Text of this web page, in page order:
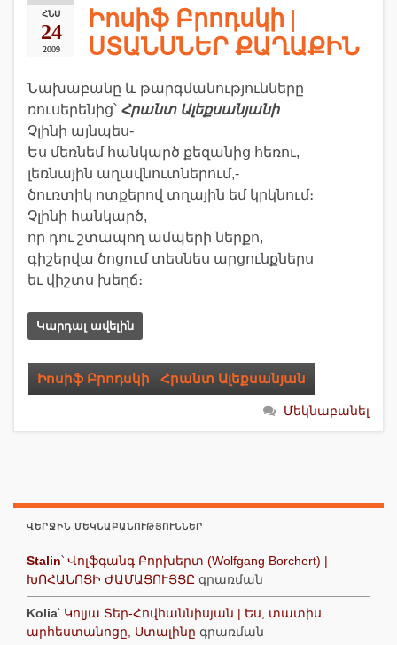
ՀՆՍ
24
2009
Իոսիֆ Բրոդսկի |
ՍՏԱՆՍՆԵՐ ՔԱՂԱՔԻՆ
Նախաբանը և թարգմանությունները
ռուսերենից՝ Հրանտ Ալեքսանյանի
Չլինի այնպես-
Ես մեռնեմ հանկարծ քեզանից հեռու,
լեռնային աղավնուտներում,-
ծուռտիկ ոտքերով տղային եմ կրկնում։
Չլինի հանկարծ,
որ դու շտապող ամպերի ներքո,
գիշերվա ծոցում տեսնես արցունքներս
եւ վիշտս խեղճ։
Կարդալ ավելին
Իոսիֆ Բրոդսկի Հրանտ Ալեքսանյան
Մեկնաբանել
ՎԵՐՋԻՆ ՄԵԿՆԱԲԱՆՈՒԹՅՈՒՆՆԵՐ
Stalin՝ Վոլֆգանգ Բորխերտ (Wolfgang Borchert) |
ԽՈՀԱՆՈՑԻ ԺԱՄԱՑՈՒՅՑԸ գրառման
Kolia՝ Կոլյա Տեր-Հովհաննիսյան | Ես, տատիս
արհեստանոցը, Ստալինը գրառման